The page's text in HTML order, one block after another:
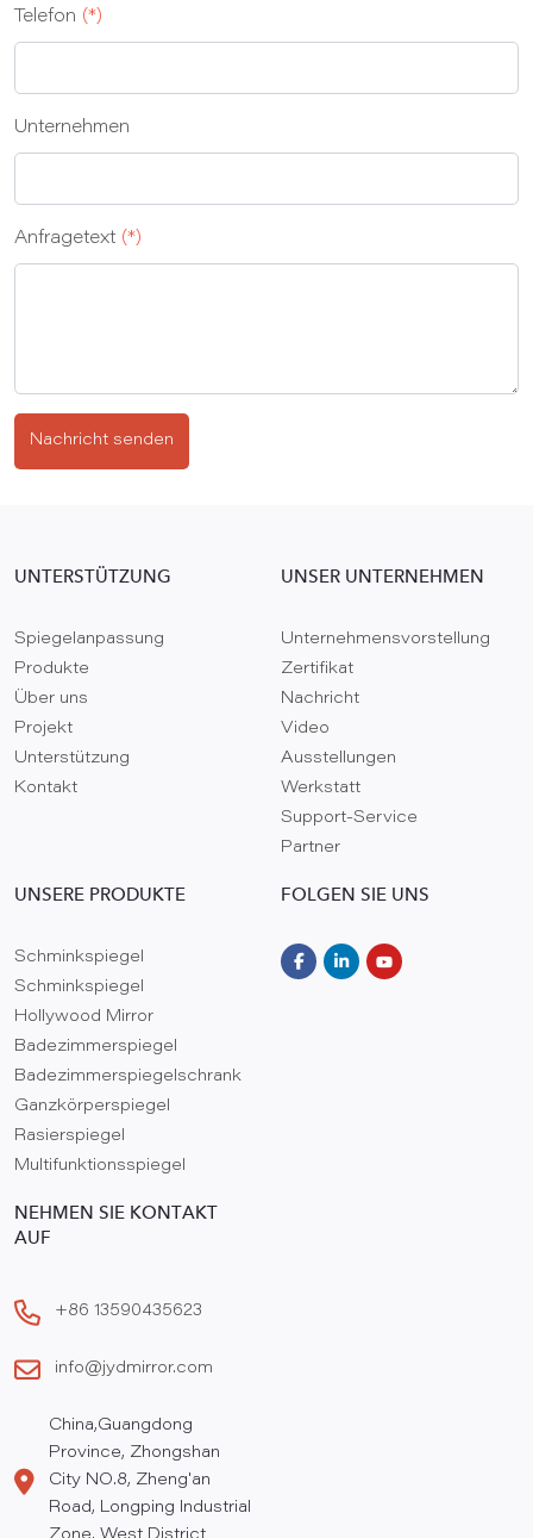
Telefon (*)
Unternehmen
Anfragetext (*)
Nachricht senden
UNTERSTÜTZUNG
Spiegelanpassung
Produkte
Über uns
Projekt
Unterstützung
Kontakt
UNSER UNTERNEHMEN
Unternehmensvorstellung
Zertifikat
Nachricht
Video
Ausstellungen
Werkstatt
Support-Service
Partner
UNSERE PRODUKTE
Schminkspiegel
Schminkspiegel
Hollywood Mirror
Badezimmerspiegel
Badezimmerspiegelschrank
Ganzkörperspiegel
Rasierspiegel
Multifunktionsspiegel
FOLGEN SIE UNS
NEHMEN SIE KONTAKT
AUF
+86 13590435623
info@jydmirror.com
China,Guangdong
Province, Zhongshan
City NO.8, Zheng'an
Road, Longping Industrial